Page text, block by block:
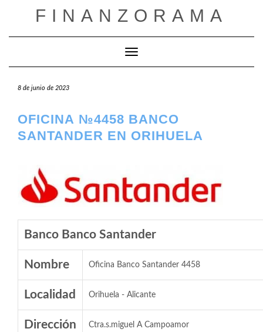
FINANZORAMA
Cambiar modo de navegación
8 de junio de 2023
OFICINA №4458 BANCO
SANTANDER EN ORIHUELA
Banco Banco Santander
Nombre Oficina Banco Santander 4458
Localidad Orihuela - Alicante
Dirección Ctra.s.miguel A Campoamor